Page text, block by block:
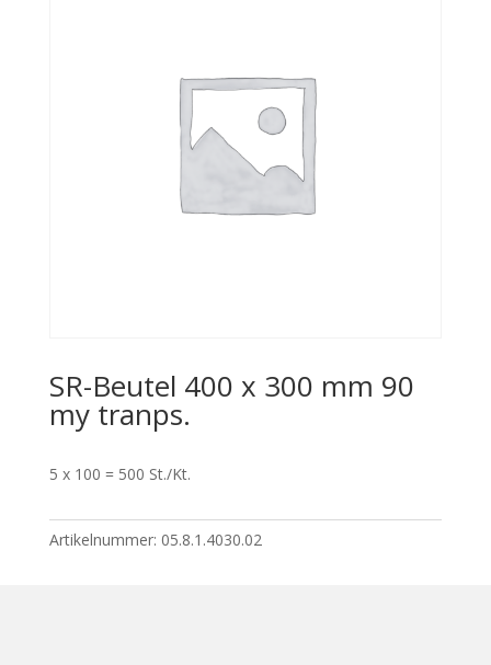
SR-Beutel 400 x 300 mm 90
my tranps.
5 x 100 = 500 St./Kt.
Artikelnummer: 05.8.1.4030.02